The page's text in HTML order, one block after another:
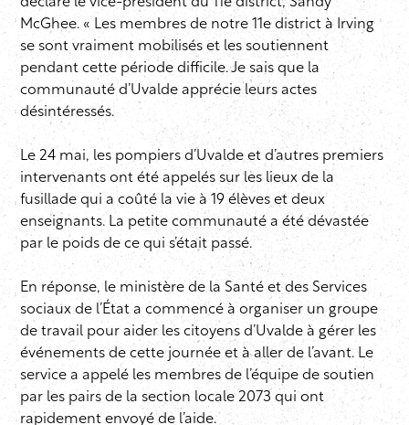
déclaré le vice-président du 11e district, Sandy
McGhee. « Les membres de notre 11e district à Irving
se sont vraiment mobilisés et les soutiennent
pendant cette période difficile. Je sais que la
communauté d’Uvalde apprécie leurs actes
désintéressés.
Le 24 mai, les pompiers d’Uvalde et d’autres premiers
intervenants ont été appelés sur les lieux de la
fusillade qui a coûté la vie à 19 élèves et deux
enseignants. La petite communauté a été dévastée
par le poids de ce qui s’était passé.
En réponse, le ministère de la Santé et des Services
sociaux de l’État a commencé à organiser un groupe
de travail pour aider les citoyens d’Uvalde à gérer les
événements de cette journée et à aller de l’avant. Le
service a appelé les membres de l’équipe de soutien
par les pairs de la section locale 2073 qui ont
rapidement envoyé de l’aide.